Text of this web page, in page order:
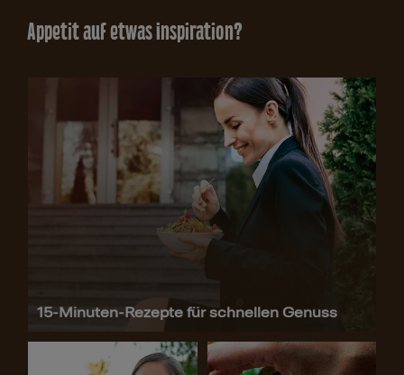
Appetit auf etwas Inspiration?
15-Minuten-Rezepte für schnellen Genuss